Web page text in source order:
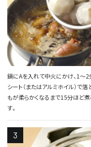
鍋にAを入れて中火にかけ、1～2
シート（またはアルミホイル）で
もが柔らかくなるまで15分ほど
す。